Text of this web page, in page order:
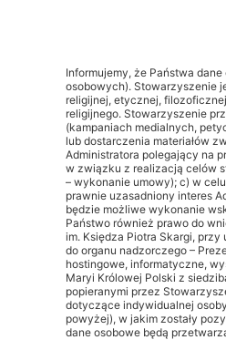
Informujemy, że Państwa
osobowych). Stowarzyszenie
religijnej, etycznej,
religijnego. Stowarzyszenie
(kampaniach medialnych,
lub dostarczenia materiałów
Administratora polegający na
w związku z realizacją celów
– wykonanie umowy); c) w
prawnie uzasadniony interes
będzie możliwe wykonanie
Państwo również prawo do
im. Księdza Piotra Skargi,
do organu nadzorczego –
hostingowe, informatyczne,
Maryi Królowej Polski z
popieranymi przez
dotyczące indywidualnej
powyżej), w jakim zostały
dane osobowe będą